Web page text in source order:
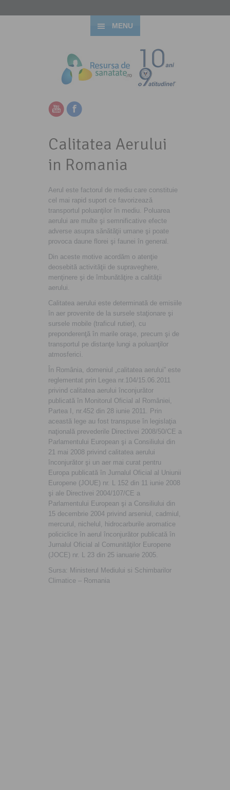
MENU
Calitatea Aerului
in Romania
Aerul este factorul de mediu care constituie
cel mai rapid suport ce favorizează
transportul poluanţilor în mediu. Poluarea
aerului are multe şi semnificative efecte
adverse asupra sănătăţii umane şi poate
provoca daune florei şi faunei în general.
Din aceste motive acordăm o atenţie
deosebită activităţii de supraveghere,
menţinere şi de îmbunătăţire a calităţii
aerului.
Calitatea aerului este determinată de emisiile
în aer provenite de la sursele staţionare şi
sursele mobile (traficul rutier), cu
preponderenţă în marile oraşe, precum şi de
transportul pe distanţe lungi a poluanţilor
atmosferici.
În România, domeniul „calitatea aerului” este
reglementat prin Legea nr.104/15.06.2011
privind calitatea aerului înconjurător
publicată în Monitorul Oficial al României,
Partea I, nr.452 din 28 iunie 2011. Prin
această lege au fost transpuse în legislaţia
naţională prevederile Directivei 2008/50/CE a
Parlamentului European şi a Consiliului din
21 mai 2008 privind calitatea aerului
înconjurător şi un aer mai curat pentru
Europa publicată în Jurnalul Oficial al Uniunii
Europene (JOUE) nr. L 152 din 11 iunie 2008
şi ale Directivei 2004/107/CE a
Parlamentului European şi a Consiliului din
15 decembrie 2004 privind arseniul, cadmiul,
mercurul, nichelul, hidrocarburile aromatice
policiclice în aerul înconjurător publicată în
Jurnalul Oficial al Comunităţilor Europene
(JOCE) nr. L 23 din 25 ianuarie 2005.
Sursa: Ministerul Mediului si Schimbarilor
Climatice – Romania